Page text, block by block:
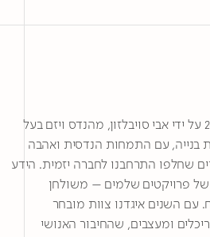
חברת PHI הוקמה בשנת 2006 על ידי אבי סויבלזון, מהנדס ויזם בעל
בנייה, עם התמחות הנדסית ואהבה
שחלפו התרחבנו לחברה יזמית. הידע
פרויקטים שלמים – משולחן
השנים איגדנו צוות מובחר
ומעצבים, שהחיבור האנושי